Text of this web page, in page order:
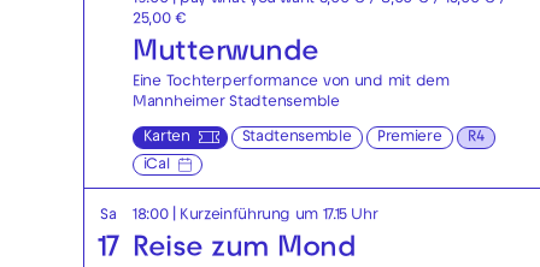
25,00 €
Mutterwunde
Eine Tochterperformance von und mit dem
Mannheimer Stadtensemble
Karten Stadtensemble Premiere
R4
iCal
Sa
17
18:00 | Kurzeinführung um 17.15 Uhr
Reise zum Mond